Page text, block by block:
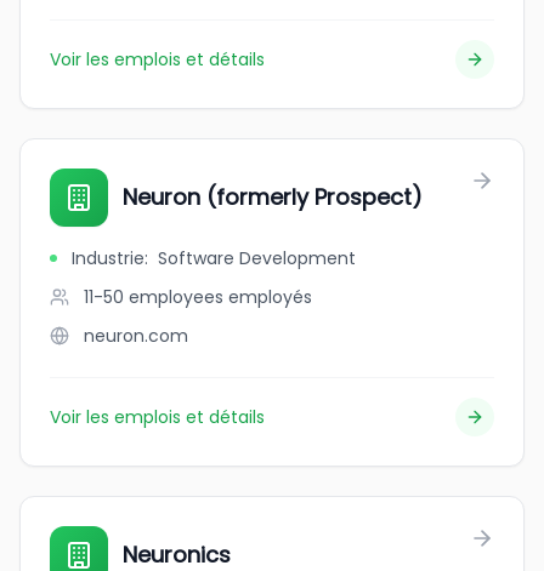
Voir les emplois et détails
Neuron (formerly Prospect)
Industrie: Software Development
11-50 employees employés
neuron.com
Voir les emplois et détails
Neuronics